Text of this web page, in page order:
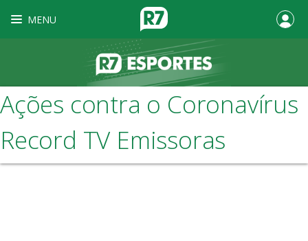
MENU
Ações contra o Coronavírus
Record TV Emissoras